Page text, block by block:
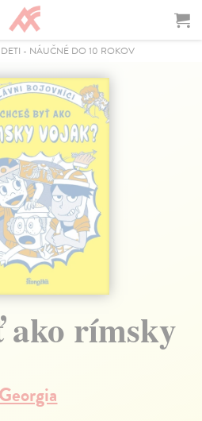
- NÁUČNÉ DO 10 ROKOV
ako rímsky